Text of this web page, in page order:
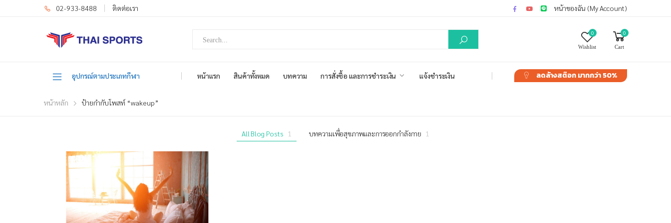
02-933-8488 ติดต่อเรา หน้าของฉัน (My Account)
0
Wishlist
0
Cart
อุปกรณ์ตามประเภทกีฬา หน้าแรก สินค้าทั้งหมด บทความ การสั่งซื้อ และการชำระเงิน แจ้งชำระเงิน ลดล้างสต๊อกมากกว่า 50%
หน้าหลัก ป้ายกำกับโพสท์ “wakeup”
All Blog Posts 1 บทความเพื่อสุขภาพและการออกกำลังกาย 1